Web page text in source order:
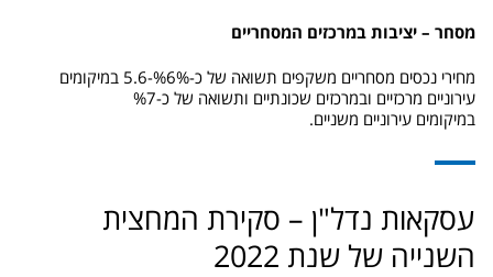
מסחר – יציבות במרכזים המסחריים
מחירי נכסים מסחריים משקפים תשואה של כ-%6%-5.6 במיקומים
עירוניים מרכזיים ובמרכזים שכונתיים ותשואה של כ-%7
במיקומים עירוניים משניים.
עסקאות נדל"ן – סקירת המחצית
השנייה של שנת 2022